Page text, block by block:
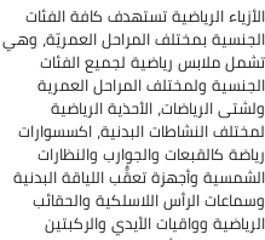
الرياضية تستهدف كافة الفئات
بمختلف المراحل العمريّة، وهي
ملابس رياضية لجميع الفئات
ولمختلف المراحل العمرية
الرياضات، الأحذية الرياضية
النشاطات البدنية، اكسسوارات
كالقبعات والجوارب والنظارات
وأجهزة تعقُّب اللياقة البدنية
الرأس اللاسلكية والحقائب
وواقيات الأيدي والركبتين